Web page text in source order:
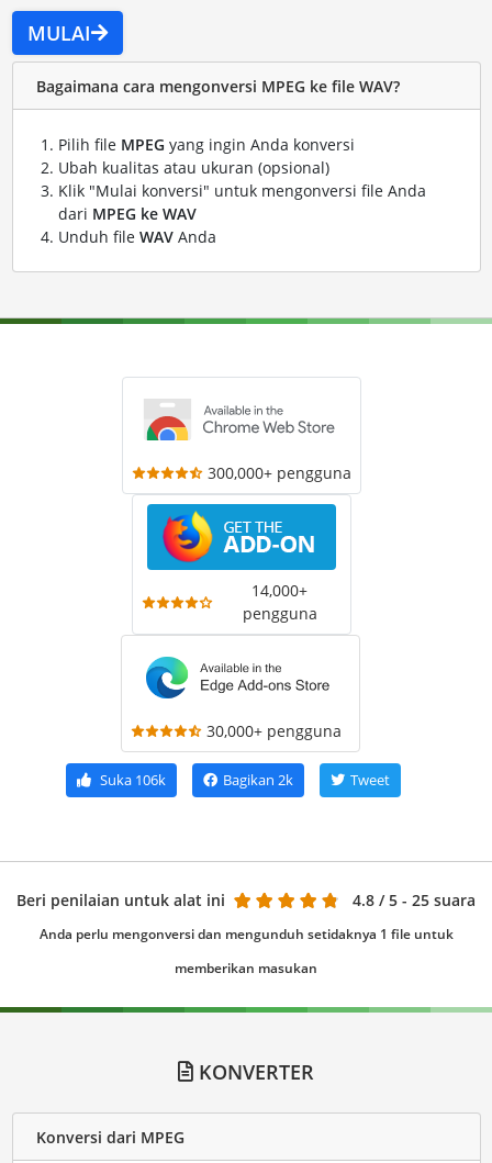
MULAI
Bagaimana cara mengonversi MPEG ke file WAV?
Pilih file MPEG yang ingin Anda konversi
Ubah kualitas atau ukuran (opsional)
Klik "Mulai konversi" untuk mengonversi file Anda
dari MPEG ke WAV
Unduh file WAVAnda
300,000+ pengguna
14,000+
pengguna
30,000+ pengguna
Suka106k Bagikan 2k Tweet
Beri penilaian untuk alat ini 4.8 / 5 - 25 suara
Anda perlu mengonversi dan mengunduh setidaknya 1 file untuk
memberikan masukan
KONVERTER
Konversi dari MPEG